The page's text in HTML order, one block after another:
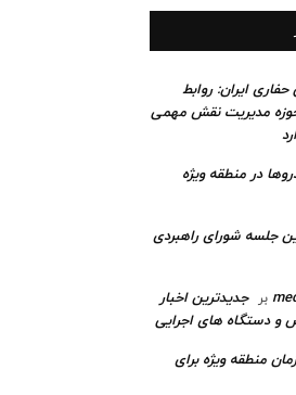
ایران: روابط
حوزه مدیریت نقش مهمی
در منطقه ویژه
جلسه شورای راهبردی
بر
جدیدترین اخبار
و دستگاه های اجرایی
منطقه ویژه برای